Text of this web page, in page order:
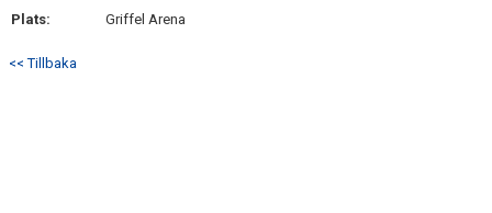
TRUPPEN
Plats:
Griffel Arena
<< Tillbaka